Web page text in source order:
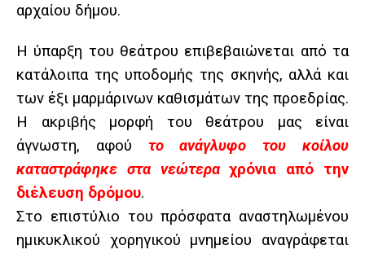
αρχαίου δήμου.
Η ύπαρξη του θεάτρου επιβεβαιώνεται από τα
κατάλοιπα της υποδομής της σκηνής, αλλά και
των έξι μαρμάρινων καθισμάτων της προεδρίας.
Η ακριβής μορφή του θεάτρου μας είναι
άγνωστη, αφού το ανάγλυφο του κοίλου
καταστράφηκε στα νεώτεραχρόνια από την
διέλευση δρόμου.
Στο επιστύλιο του πρόσφατα αναστηλωμένου
ημικυκλικού χορηγικού μνημείου αναγράφεται